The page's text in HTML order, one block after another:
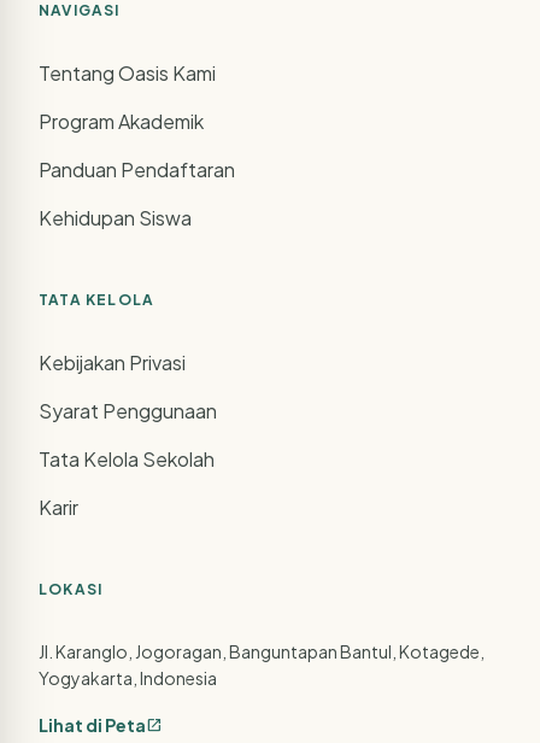
NAVIGASI
Tentang Oasis Kami
Program Akademik
Panduan Pendaftaran
Kehidupan Siswa
TATA KELOLA
Kebijakan Privasi
Syarat Penggunaan
Tata Kelola Sekolah
Karir
LOKASI
Jl. Karanglo, Jogoragan, Banguntapan Bantul, Kotagede,
Yogyakarta, Indonesia
Lihat di Petaopen_in_new